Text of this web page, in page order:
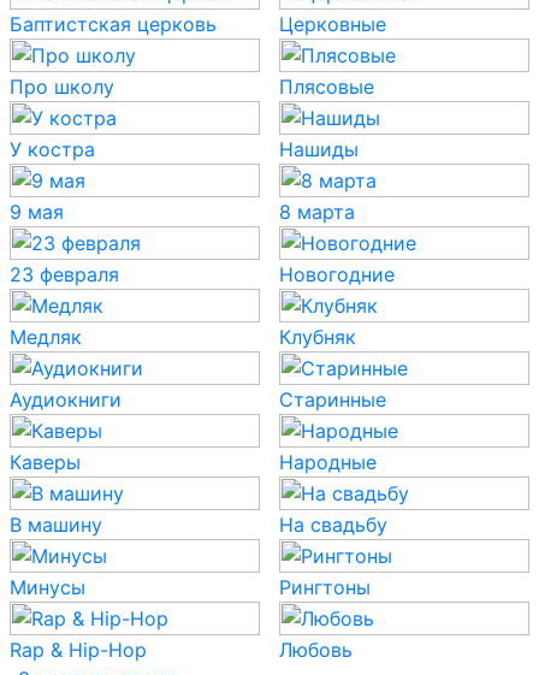
Баптистская церковь Церковные
Про школу Плясовые
У костра Нашиды
9 мая 8 марта
23 февраля Новогодние
Медляк Клубняк
Аудиокниги Старинные
Каверы Народные
В машину На свадьбу
Минусы Рингтоны
Rap & Hip-Hop
Любовь